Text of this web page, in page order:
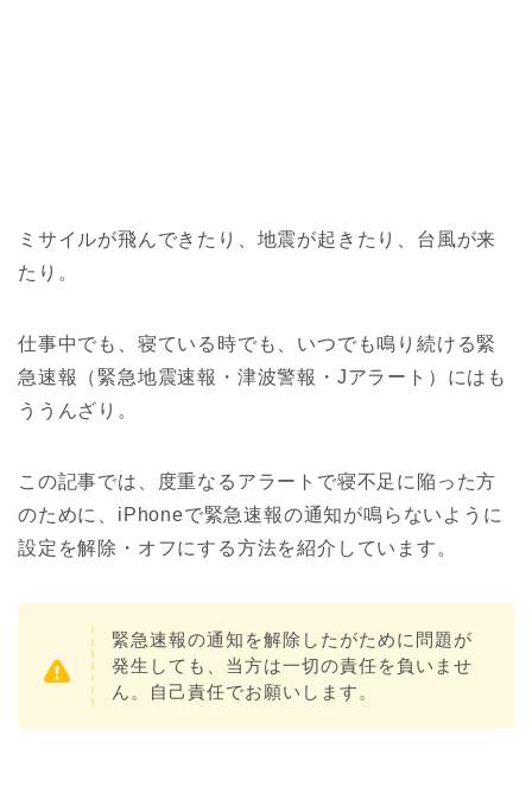
ミサイルが飛んできたり、地震が起きたり、台風が来
たり。
仕事中でも、寝ている時でも、いつでも鳴り続ける緊
急速報（緊急地震速報・津波警報・Jアラート）にはも
ううんざり。
この記事では、度重なるアラートで寝不足に陥った方
のために、iPhoneで緊急速報の通知が鳴らないように
設定を解除・オフにする方法を紹介しています。
緊急速報の通知を解除したがために問題が
発生しても、当方は一切の責任を負いませ
ん。自己責任でお願いします。